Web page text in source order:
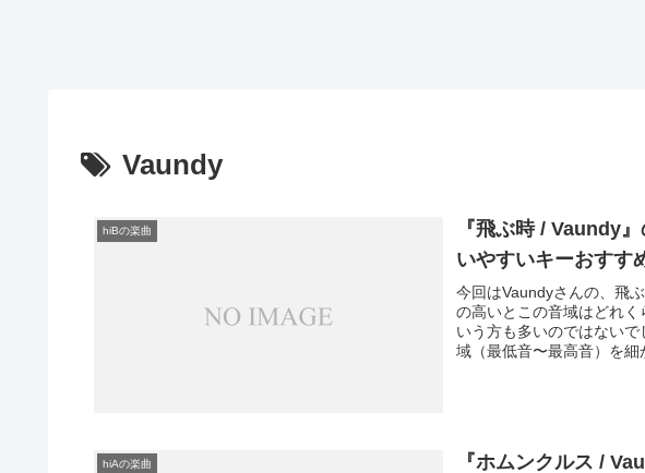
Vaundy
hiBの楽曲
『飛ぶ時 / Vaundy
いやすいキーおすす
今回はVaundyさんの、飛
の高いとこの音域はどれ
いう方も多いのではない
域（最低音〜最高音）を細
hiAの楽曲
『ホムンクルス /